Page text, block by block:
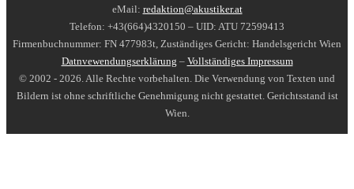
eMail: redaktion@akustiker.at
Telefon: +43(664)4320150 – UID: ATU 72599413
Firmenbuchnummer: FN 477983t, Zuständiges Gericht: Handelsgericht Wien
Datnvewendungserklärung – Vollständiges Impressum
© 2002 - 2026. Alle Rechte vorbehalten. Die Verwendung von Texten und
Bildern ist ohne schriftliche Genehmigung nicht gestattet. Gerichtsstand ist
Wien.